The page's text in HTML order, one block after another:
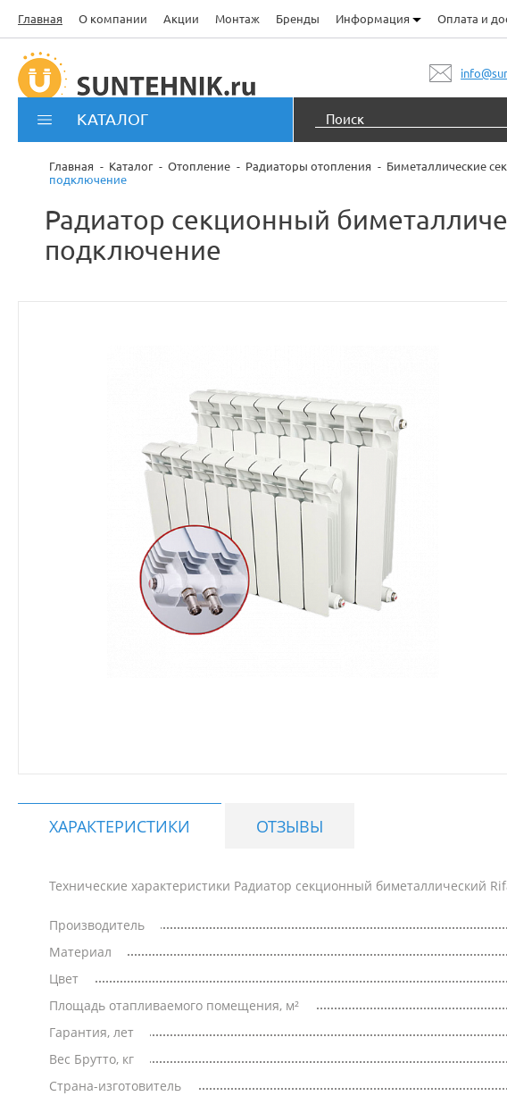
Главная О компании Акции Монтаж Бренды Информация Оплата и
КАТАЛОГ
Главная Каталог Отопление Радиаторы отопления Биметаллические
подключение
Радиатор секционный
подключение
ХАРАКТЕРИСТИКИ ОТЗЫВЫ
Технические характеристики Радиатор секционный биметаллический
Производитель
Материал
Цвет
Площадь отапливаемого помещения, м²
Гарантия, лет
Вес Брутто, кг
Страна-изготовитель